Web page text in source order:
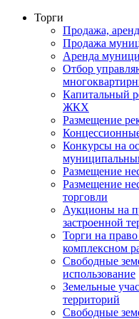
Торги
Продажа,
Продажа
Аренда
Отбор
Капитальный
ЖКХ
Размещение
Конкурсы на
Размещение
Размещение
торговли
Аукционы на
застроенной
Торги на
комплексном
Свободные
использование
Земельные
территорий
Свободные